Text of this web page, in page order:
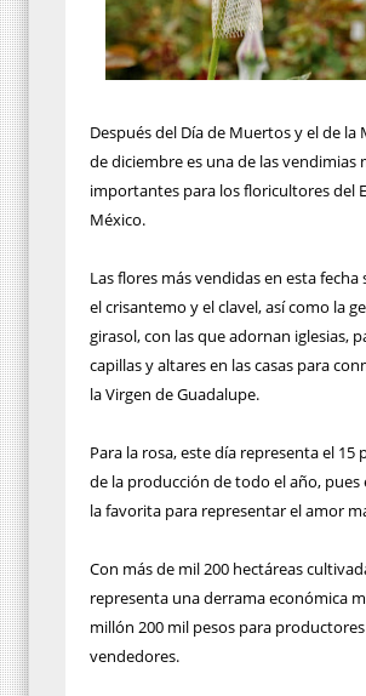
Después del Día de Muertos y el de la
de diciembre es una de las vendimias
importantes para los floricultores del
México.
Las flores más vendidas en esta fecha
el crisantemo y el clavel, así como la
girasol, con las que adornan iglesias,
capillas y altares en las casas para
la Virgen de Guadalupe.
Para la rosa, este día representa el 15
de la producción de todo el año, pues
la favorita para representar el amor
Con más de mil 200 hectáreas
representa una derrama económica
millón 200 mil pesos para
vendedores.